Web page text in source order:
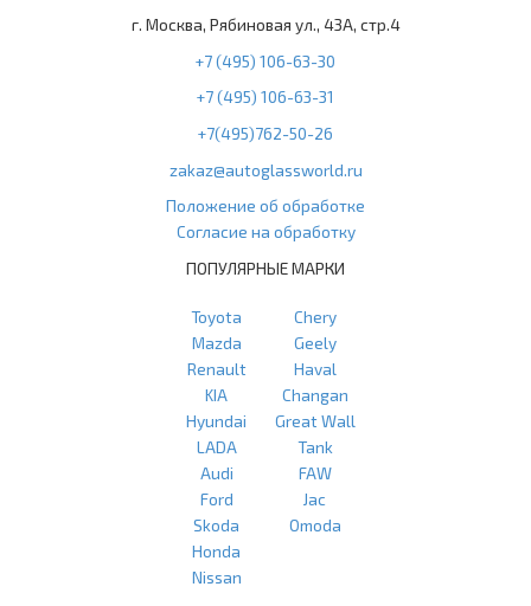
г. Москва, Рябиновая ул., 43А, стр.4
+7 (495) 106-63-30
+7 (495) 106-63-31
+7(495)762-50-26
zakaz@autoglassworld.ru
Положение об обработке
Согласие на обработку
ПОПУЛЯРНЫЕ МАРКИ
Toyota
Mazda
Renault
KIA
Hyundai
LADA
Audi
Ford
Skoda
Honda
Nissan
Chery
Geely
Haval
Changan
Great Wall
Tank
FAW
Jac
Omoda